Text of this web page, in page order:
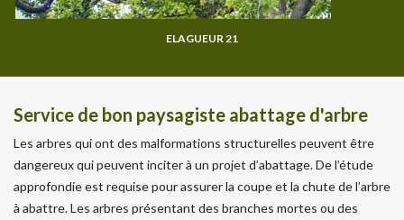
ELAGUEUR 21
Service de bon paysagiste abattage d'arbre
Les arbres qui ont des malformations structurelles peuvent être
dangereux qui peuvent inciter à un projet d’abattage. De l’étude
approfondie est requise pour assurer la coupe et la chute de l’arbre
à abattre. Les arbres présentant des branches mortes ou des